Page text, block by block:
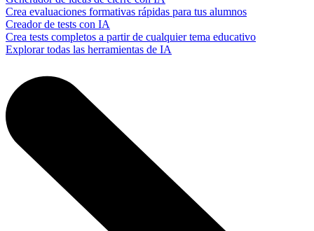
Crea evaluaciones formativas rápidas para tus alumnos
Creador de tests con IA
Crea tests completos a partir de cualquier tema educativo
Explorar todas las herramientas de IA